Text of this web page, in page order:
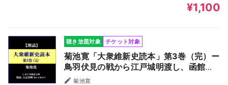
¥1,100
聴き放題対象 チケット対象
菊池寛「大衆維新史読本」第3巻（完）ー
鳥羽伏見の戦から江戸城明渡し、函館戦
争等まで（しみじみ朗読文庫）
菊池寛